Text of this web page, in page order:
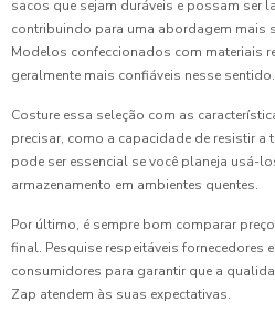
sacos que sejam duráveis e possam ser
contribuindo para uma abordagem mais
Modelos confeccionados com materiais
geralmente mais confiáveis nesse sentido.
Costure essa seleção com as
precisar, como a capacidade de resistir a
pode ser essencial se você planeja usá-
armazenamento em ambientes quentes.
Por último, é sempre bom comparar
final. Pesquise respeitáveis fornecedores
consumidores para garantir que a
Zap atendem às suas expectativas.